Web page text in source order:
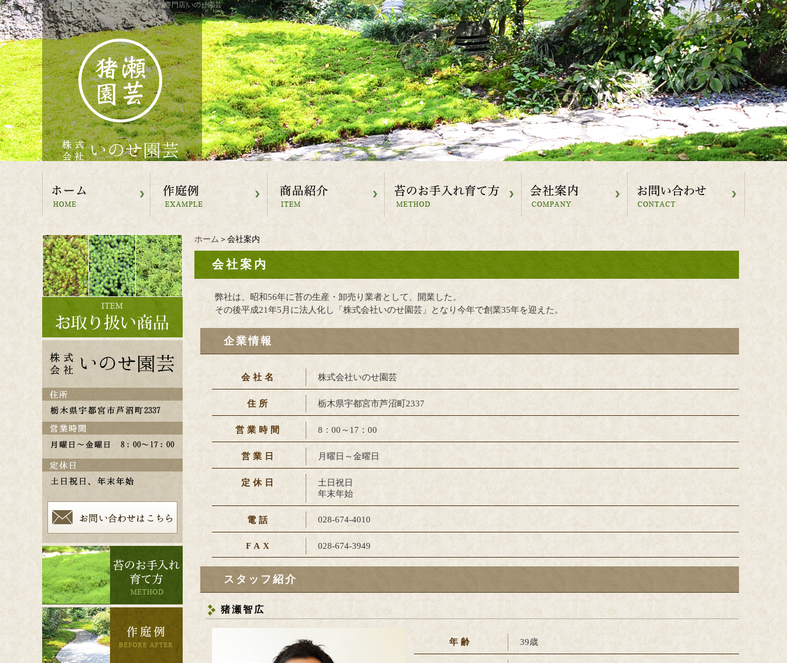
会社案内|栃木県|苔（コケ、こけ）販売専門店|いのせ園芸
ホーム ＞会社案内
会社案内
弊社は、昭和56年に苔の生産・卸売り業者として、開業した。
その後平成21年5月に法人化し「株式会社いのせ園芸」となり今年で創業35年を迎えた。
企業情報
会社名 株式会社いのせ園芸
住所 栃木県宇都宮市芦沼町2337
営業時間 8：00～17：00
営業日 月曜日～金曜日
定休日
土日祝日
年末年始
電話 028-674-4010
FAX 028-674-3949
スタッフ紹介
猪瀬智広
年齢 39歳